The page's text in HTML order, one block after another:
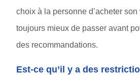
choix à la personne d’acheter son
toujours mieux de passer avant
des recommandations.
Est-ce qu’il y a des